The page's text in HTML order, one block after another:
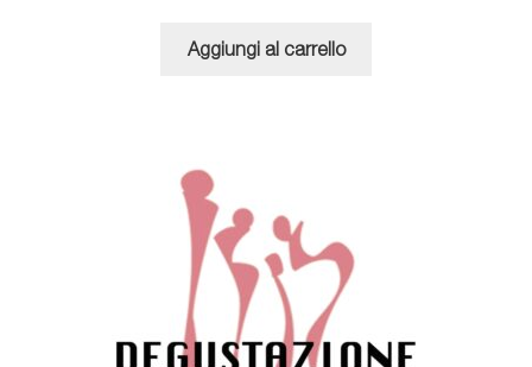
Aggiungi al carrello